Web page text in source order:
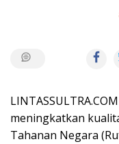
meningkatkan
Tahanan Negara